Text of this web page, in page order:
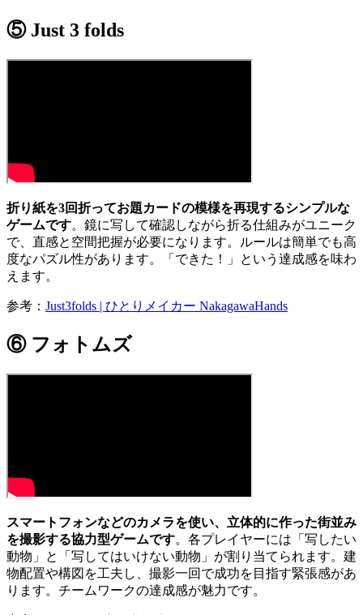
⑤ Just 3 folds
折り紙を3回折ってお題カードの模様を再現するシンプルな
ゲームです。鏡に写して確認しながら折る仕組みがユニーク
で、直感と空間把握が必要になります。ルールは簡単でも高
度なパズル性があります。「できた！」という達成感を味わ
えます。
参考： Just3folds | ひとりメイカー NakagawaHands
⑥ フォトムズ
スマートフォンなどのカメラを使い、立体的に作った街並み
を撮影する協力型ゲームです。各プレイヤーには「写したい
動物」と「写してはいけない動物」が割り当てられます。建
物配置や構図を工夫し、撮影一回で成功を目指す緊張感があ
ります。チームワークの達成感が魅力です。